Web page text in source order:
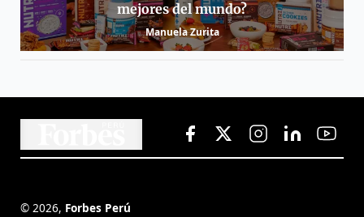
mejores del mundo?
Manuela Zurita
© 2026, Forbes Perú